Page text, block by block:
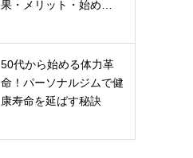
果・メリット・始め…
50代から始める体力革
命！パーソナルジムで健
康寿命を延ばす秘訣